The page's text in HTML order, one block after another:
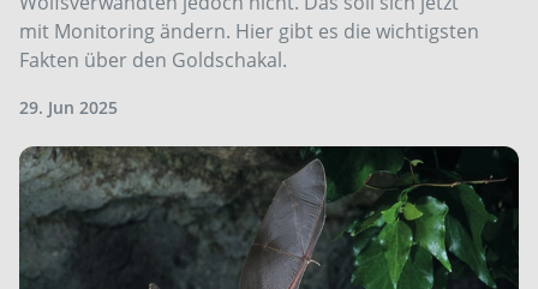
mit Monitoring ändern. Hier gibt es die wichtigsten
Fakten über den Goldschakal.
29. Jun 2025